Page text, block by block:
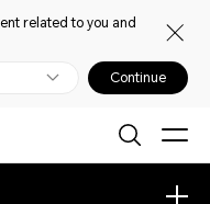
related to you and
Continue